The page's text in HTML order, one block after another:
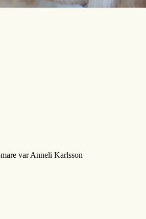
var Anneli Karlsson